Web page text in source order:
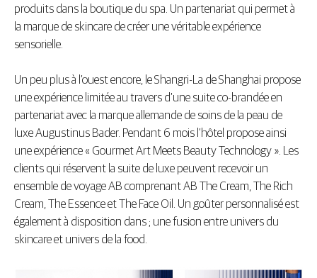
produits dans la boutique du spa. Un partenariat qui permet à
la marque de skincare de créer une véritable expérience
sensorielle.
Un peu plus à l’ouest encore, le Shangri-La de Shanghai propose
une expérience limitée au travers d’une suite co-brandée en
partenariat avec la marque allemande de soins de la peau de
luxe Augustinus Bader. Pendant 6 mois l’hôtel propose ainsi
une expérience « Gourmet Art Meets Beauty Technology ». Les
clients qui réservent la suite de luxe peuvent recevoir un
ensemble de voyage AB comprenant AB The Cream, The Rich
Cream, The Essence et The Face Oil. Un goûter personnalisé est
également à disposition dans ; une fusion entre univers du
skincare et univers de la food.